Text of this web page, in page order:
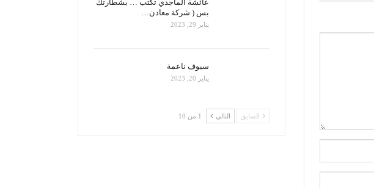
عائشة الماجدي تكتب … بشطارتك
بس ( شركة معادن…
يناير 29, 2023
سيوف ناعمة
يناير 20, 2023
السابق التالي 1 من 10